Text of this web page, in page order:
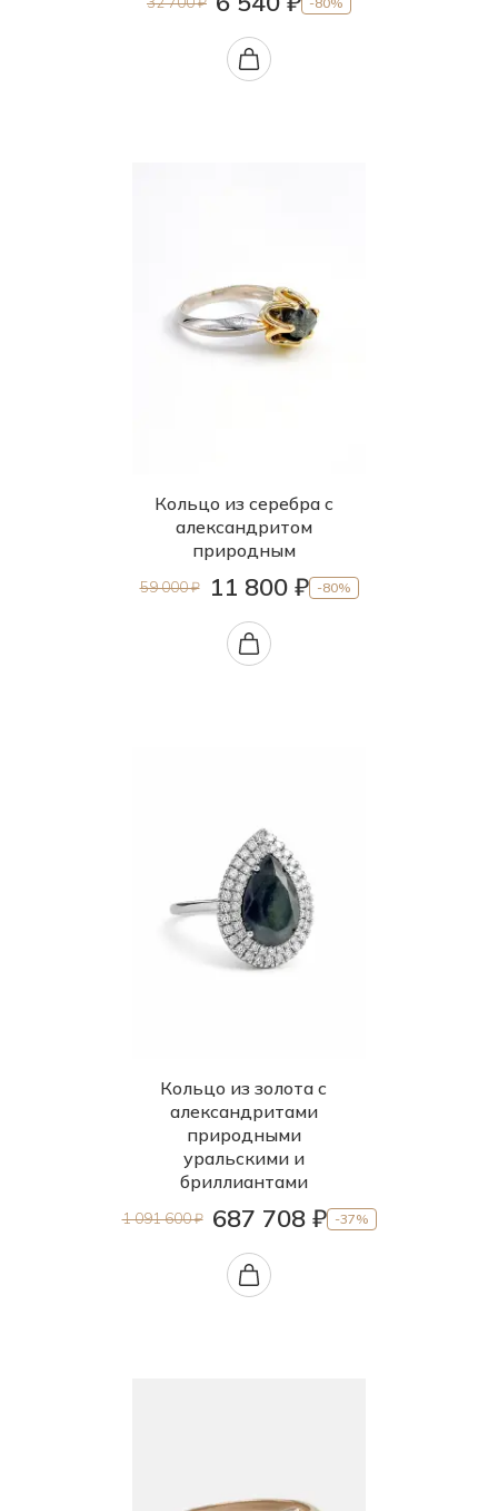
Кольцо из серебра с
александритом
природным
59 000 ₽ 11 800 ₽ -80%
Кольцо из золота с
александритами
природными
уральскими и
бриллиантами
1 091 600 ₽ 687 708 ₽ -37%